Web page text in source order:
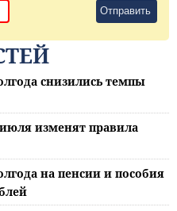
Отправить
снизились темпы
изменят правила
на пенсии и пособия